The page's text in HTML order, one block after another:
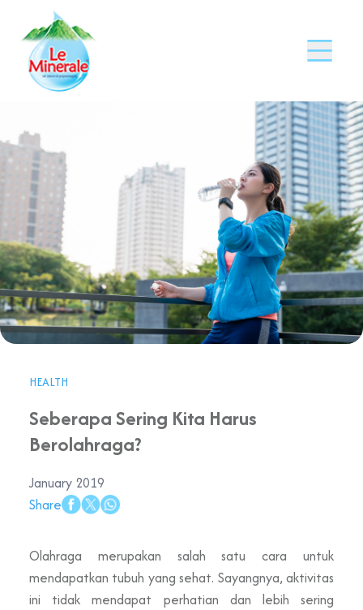
HEALTH
Seberapa Sering Kita Harus
Berolahraga?
January 2019
Share
Olahraga merupakan salah satu cara untuk
mendapatkan tubuh yang sehat. Sayangnya, aktivitas
ini tidak mendapat perhatian dan lebih sering